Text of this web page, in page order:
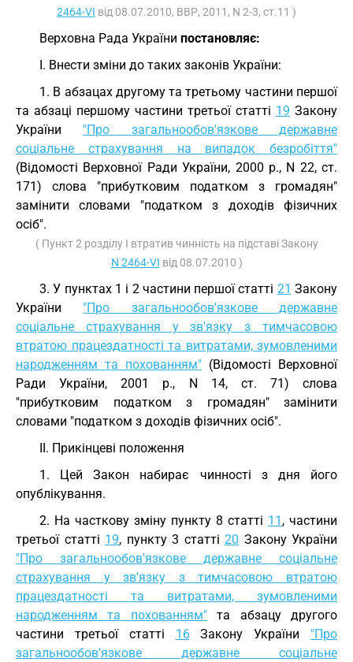
2464-VI від 08.07.2010, ВВР, 2011, N 2-3, ст.11 )
Верховна Рада України постановляє:
I. Внести зміни до таких законів України:
1. В абзацах другому та третьому частини першої
та абзаці першому частини третьої статті 19 Закону
України "Про загальнообов'язкове державне
соціальне страхування на випадок безробіття"
(Відомості Верховної Ради України, 2000 р., N 22, ст.
171) слова "прибутковим податком з громадян"
замінити словами "податком з доходів фізичних
осіб".
( Пункт 2 розділу I втратив чинність на підставі Закону
N 2464-VI від 08.07.2010 )
3. У пунктах 1 і 2 частини першої статті 21 Закону
України "Про загальнообов'язкове державне
соціальне страхування у зв'язку з тимчасовою
втратою працездатності та витратами, зумовленими
народженням та похованням" (Відомості Верховної
Ради України, 2001 р., N 14, ст. 71) слова
"прибутковим податком з громадян" замінити
словами "податком з доходів фізичних осіб".
II. Прикінцеві положення
1. Цей Закон набирає чинності з дня його
опублікування.
2. На часткову зміну пункту 8 статті 11 , частини
третьої статті 19, пункту 3 статті 20 Закону України
"Про загальнообов'язкове державне соціальне
страхування у зв'язку з тимчасовою втратою
працездатності та витратами, зумовленими
народженням та похованням"та абзацу другого
частини третьої статті 16Закону України "Про
загальнообов'язкове державне соціальне